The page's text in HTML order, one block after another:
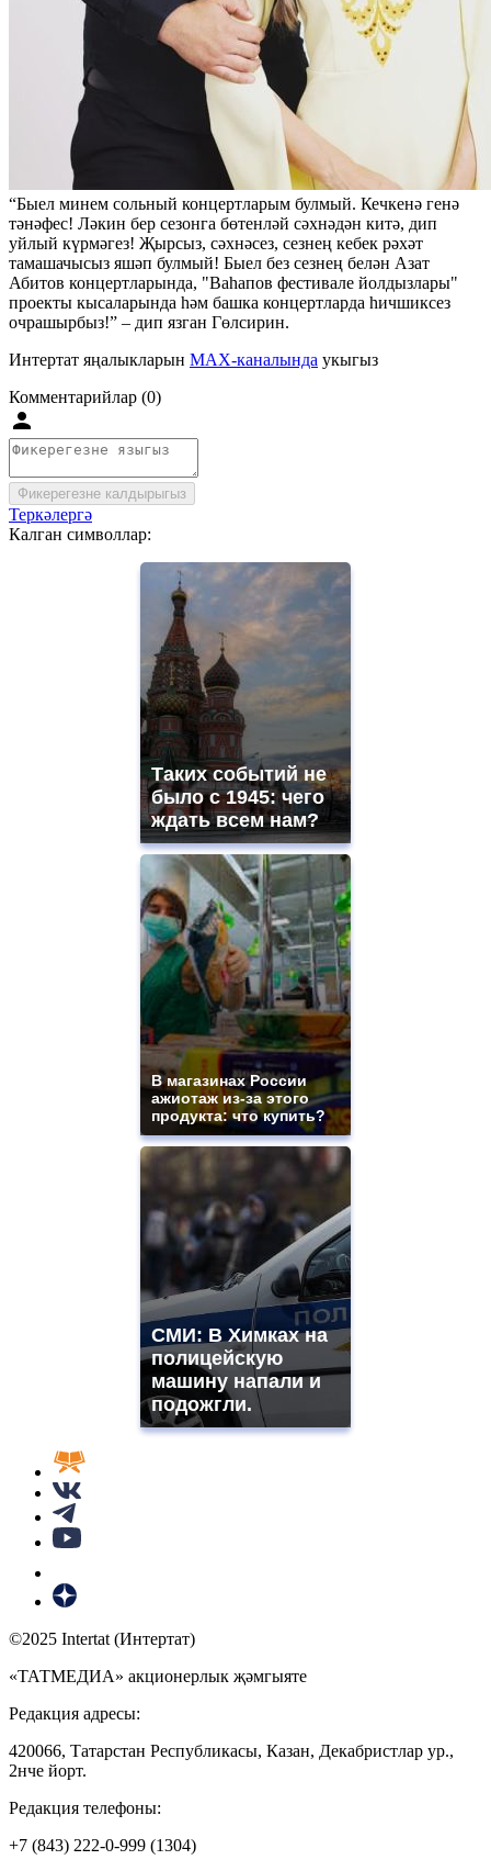
“Быел минем сольный концертларым булмый. Кечкенә генә
тәнәфес! Ләкин бер сезонга бөтенләй сәхнәдән китә, дип
уйлый күрмәгез! Җырсыз, сәхнәсез, сезнең кебек рәхәт
тамашачысыз яшәп булмый! Быел без сезнең белән Азат
Абитов концертларында, "Ваһапов фестивале йолдызлары"
проекты кысаларында һәм башка концертларда һичшиксез
очрашырбыз!” – дип язган Гөлсирин.
Интертат яңалыкларын MAX-каналында укыгыз
Комментарийлар (0)
Фикерегезне калдырыгыз
Теркәлергә
Калган символлар:
Таких событий не
было с 1945: чего
ждать всем нам?
В магазинах России
ажиотаж из-за этого
продукта: что купить?
СМИ: В Химках на
полицейскую
машину напали и
подожгли.
©2025 Intertat (Интертат)
«ТАТМЕДИА» акционерлык җәмгыяте
Редакция адресы:
420066, Татарстан Республикасы, Казан, Декабристлар ур.,
2нче йорт.
Редакция телефоны:
+7 (843) 222-0-999 (1304)